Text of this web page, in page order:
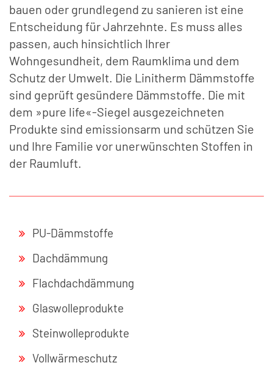
bauen oder grundlegend zu sanieren ist eine
Entscheidung für Jahrzehnte. Es muss alles
passen, auch hinsichtlich Ihrer
Wohngesundheit, dem Raumklima und dem
Schutz der Umwelt. Die Linitherm Dämmstoffe
sind geprüft gesündere Dämmstoffe. Die mit
dem »pure life«-Siegel ausgezeichneten
Produkte sind emissionsarm und schützen Sie
und Ihre Familie vor unerwünschten Stoffen in
der Raumluft.
PU-Dämmstoffe
Dachdämmung
Flachdachdämmung
Glaswolleprodukte
Steinwolleprodukte
Vollwärmeschutz